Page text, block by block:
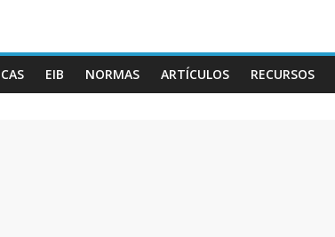
EIB NORMAS ARTÍCULOS RECURSOS